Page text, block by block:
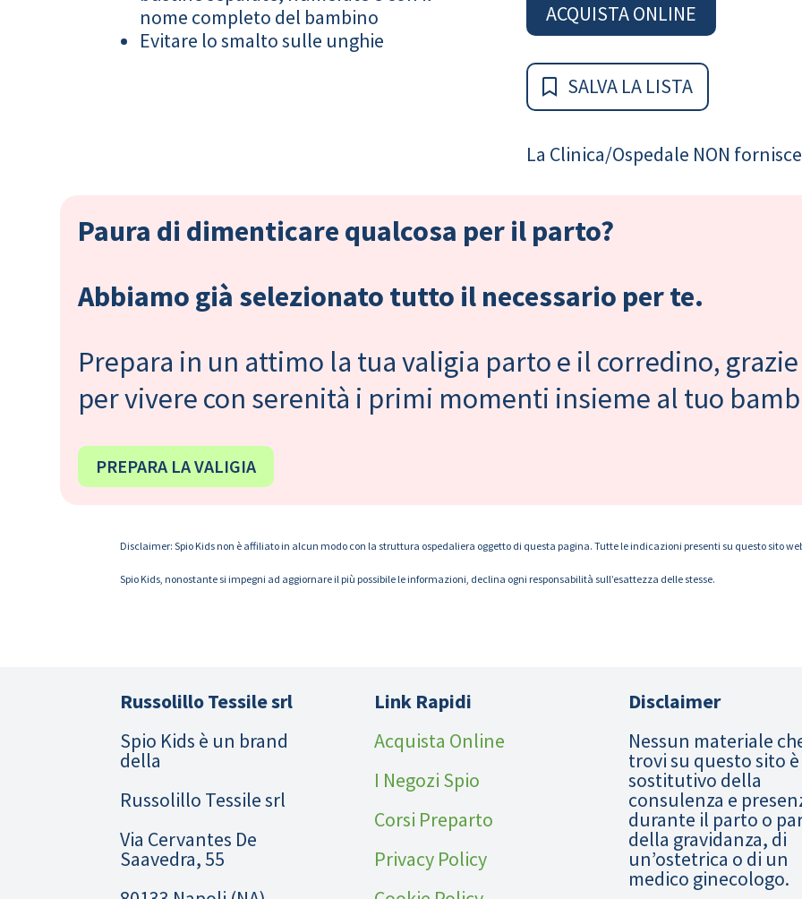
nome completo del bambino
Evitare lo smalto sulle unghie
ACQUISTA ONLINE
SALVA LA LISTA
La Clinica/Ospedale NON
Paura di dimenticare qualcosa per il parto?
Abbiamo già selezionato tutto il necessario per te.
Prepara in un attimo la tua valigia parto e il corredino,
per vivere con serenità i primi momenti insieme al tuo
PREPARA LA VALIGIA
Disclaimer: Spio Kids non è affiliato in alcun modo con la struttura ospedaliera oggetto di questa pagina. Tutte le indicazioni presenti su questo sito
Spio Kids, nonostante si impegni ad aggiornare il più possibile le informazioni, declina ogni responsabilità sull’esattezza delle stesse.
Russolillo Tessile srl
Spio Kids è un brand
della
Russolillo Tessile srl
Via Cervantes De
Saavedra, 55
Link Rapidi
Acquista Online
I Negozi Spio
Corsi Preparto
Privacy Policy
Disclaimer
Nessun materiale
trovi su questo sito è
sostitutivo della
consulenza e
durante il parto o
della gravidanza, di
un’ostetrica o di un
medico ginecologo.